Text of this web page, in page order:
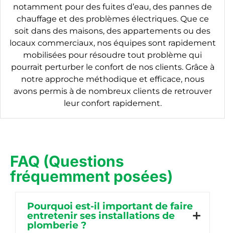
notamment pour des fuites d’eau, des pannes de
chauffage et des problèmes électriques. Que ce
soit dans des maisons, des appartements ou des
locaux commerciaux, nos équipes sont rapidement
mobilisées pour résoudre tout problème qui
pourrait perturber le confort de nos clients. Grâce à
notre approche méthodique et efficace, nous
avons permis à de nombreux clients de retrouver
leur confort rapidement.
FAQ (Questions
fréquemment posées)
Pourquoi est-il important de faire
entretenir ses installations de
plomberie ?